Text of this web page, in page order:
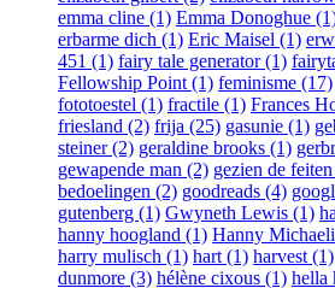
emma cline (1) Emma Donoghue
erbarme dich (1) Eric Maisel (1)
451 (1) fairy tale generator (1)
Fellowship Point (1) feminisme (17)
fototoestel (1) fractile (1) Frances
friesland (2) frija (25) gasunie (1)
steiner (2) geraldine brooks (1)
gewapende man (2) gezien de
bedoelingen (2) goodreads (4)
gutenberg (1) Gwyneth Lewis (1)
hanny hoogland (1) Hanny
harry mulisch (1) hart (1) harvest (1)
dunmore (3) hélène cixous (1) hella